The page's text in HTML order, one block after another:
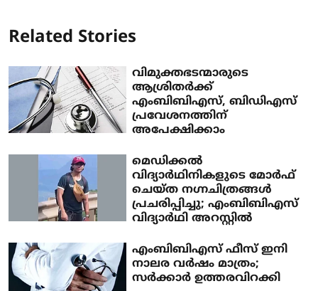
Related Stories
വിമുക്തഭടന്മാരുടെ
ആശ്രിതർക്ക്
എംബിബിഎസ്, ബിഡിഎസ്
പ്രവേശനത്തിന്
അപേക്ഷിക്കാം
മെഡിക്കല്‍
വിദ്യാര്‍ഥിനികളുടെ മോര്‍ഫ്
ചെയ്ത നഗ്നചിത്രങ്ങള്‍
പ്രചരിപ്പിച്ചു; എംബിബിഎസ്
വിദ്യാര്‍ഥി അറസ്റ്റില്‍
എംബിബിഎസ് ഫീസ് ഇനി
നാലര വര്‍ഷം മാത്രം;
സര്‍ക്കാര്‍ ഉത്തരവിറക്കി